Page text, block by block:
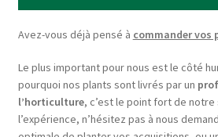
Avez-vous déjà pensé à commander vos
Le plus important pour nous est le côté
pourquoi nos plants sont livrés par un
l’horticulture, c’est le point fort de
l’expérience, n’hésitez pas à nous